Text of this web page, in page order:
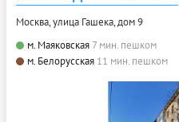
Москва, улица Гашека, дом 9
м. Маяковская 7 мин. пешком
м. Белорусская 11 мин. пешком